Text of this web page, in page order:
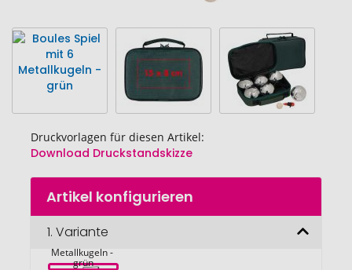
Druckvorlagen für diesen Artikel:
Download Druckstandskizze
Zum
Anfang
Bildgalerie
springen
Artikel konfigurieren
1. Variante
Boules Spiel
Metallkugeln -
grün